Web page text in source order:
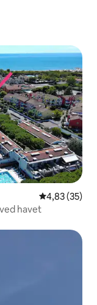
4,83 ud af 5 i
4,83 (35)
havet